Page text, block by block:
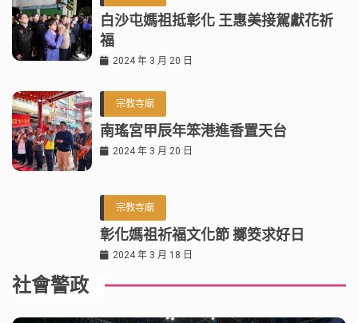
白沙屯媽祖抵彰化 王惠美接駕獻花祈
福
2024 年 3 月 20 日
宗教寺廟
南瑤宮甲辰年笨港進香置天台
2024 年 3 月 20 日
宗教寺廟
彰化媽祖祈福文化節 擲筊求好日
2024 年 3 月 18 日
社會警政